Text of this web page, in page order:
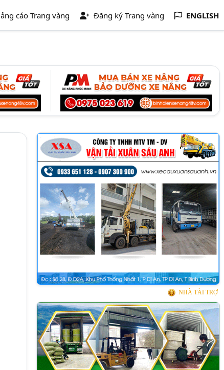
cáo Trang vàng Đăng ký Trang vàng ENGLISH
NHÀ TÀI TRỢ